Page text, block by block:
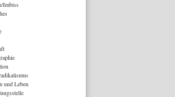
Imbiss
und Leben